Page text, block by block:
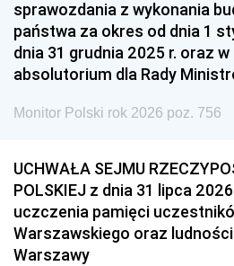
1951 1950
1948 1947
1939 1938
sprawozdania z wykonania
państwa za okres od dnia 1
dnia 31 grudnia 2025 r. oraz
absolutorium dla Rady
Monitor Polski rok 2026 poz. 756
UCHWAŁA SEJMU
POLSKIEJ z dnia 31 lipca
uczczenia pamięci
Warszawskiego oraz
Warszawy